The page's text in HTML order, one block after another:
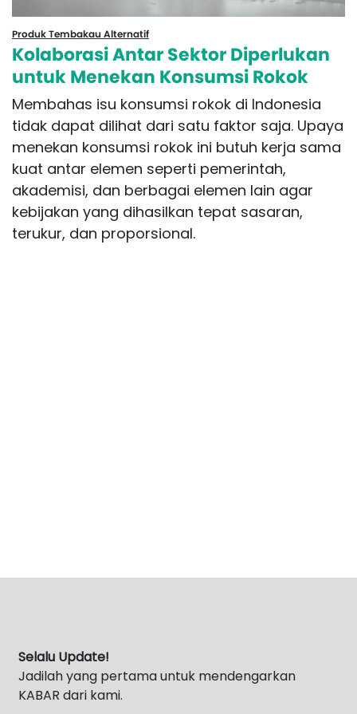
Produk Tembakau Alternatif
Kolaborasi Antar Sektor Diperlukan
untuk Menekan Konsumsi Rokok
Membahas isu konsumsi rokok di Indonesia
tidak dapat dilihat dari satu faktor saja. Upaya
menekan konsumsi rokok ini butuh kerja sama
kuat antar elemen seperti pemerintah,
akademisi, dan berbagai elemen lain agar
kebijakan yang dihasilkan tepat sasaran,
terukur, dan proporsional.
Selalu Update!
Jadilah yang pertama untuk mendengarkan
KABAR dari kami.